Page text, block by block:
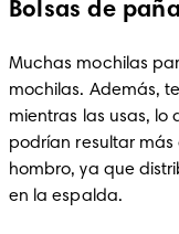
Bolsas de
Muchas mochilas
mochilas. Además,
mientras las usas, lo
podrían resultar
hombro, ya que
en la espalda.